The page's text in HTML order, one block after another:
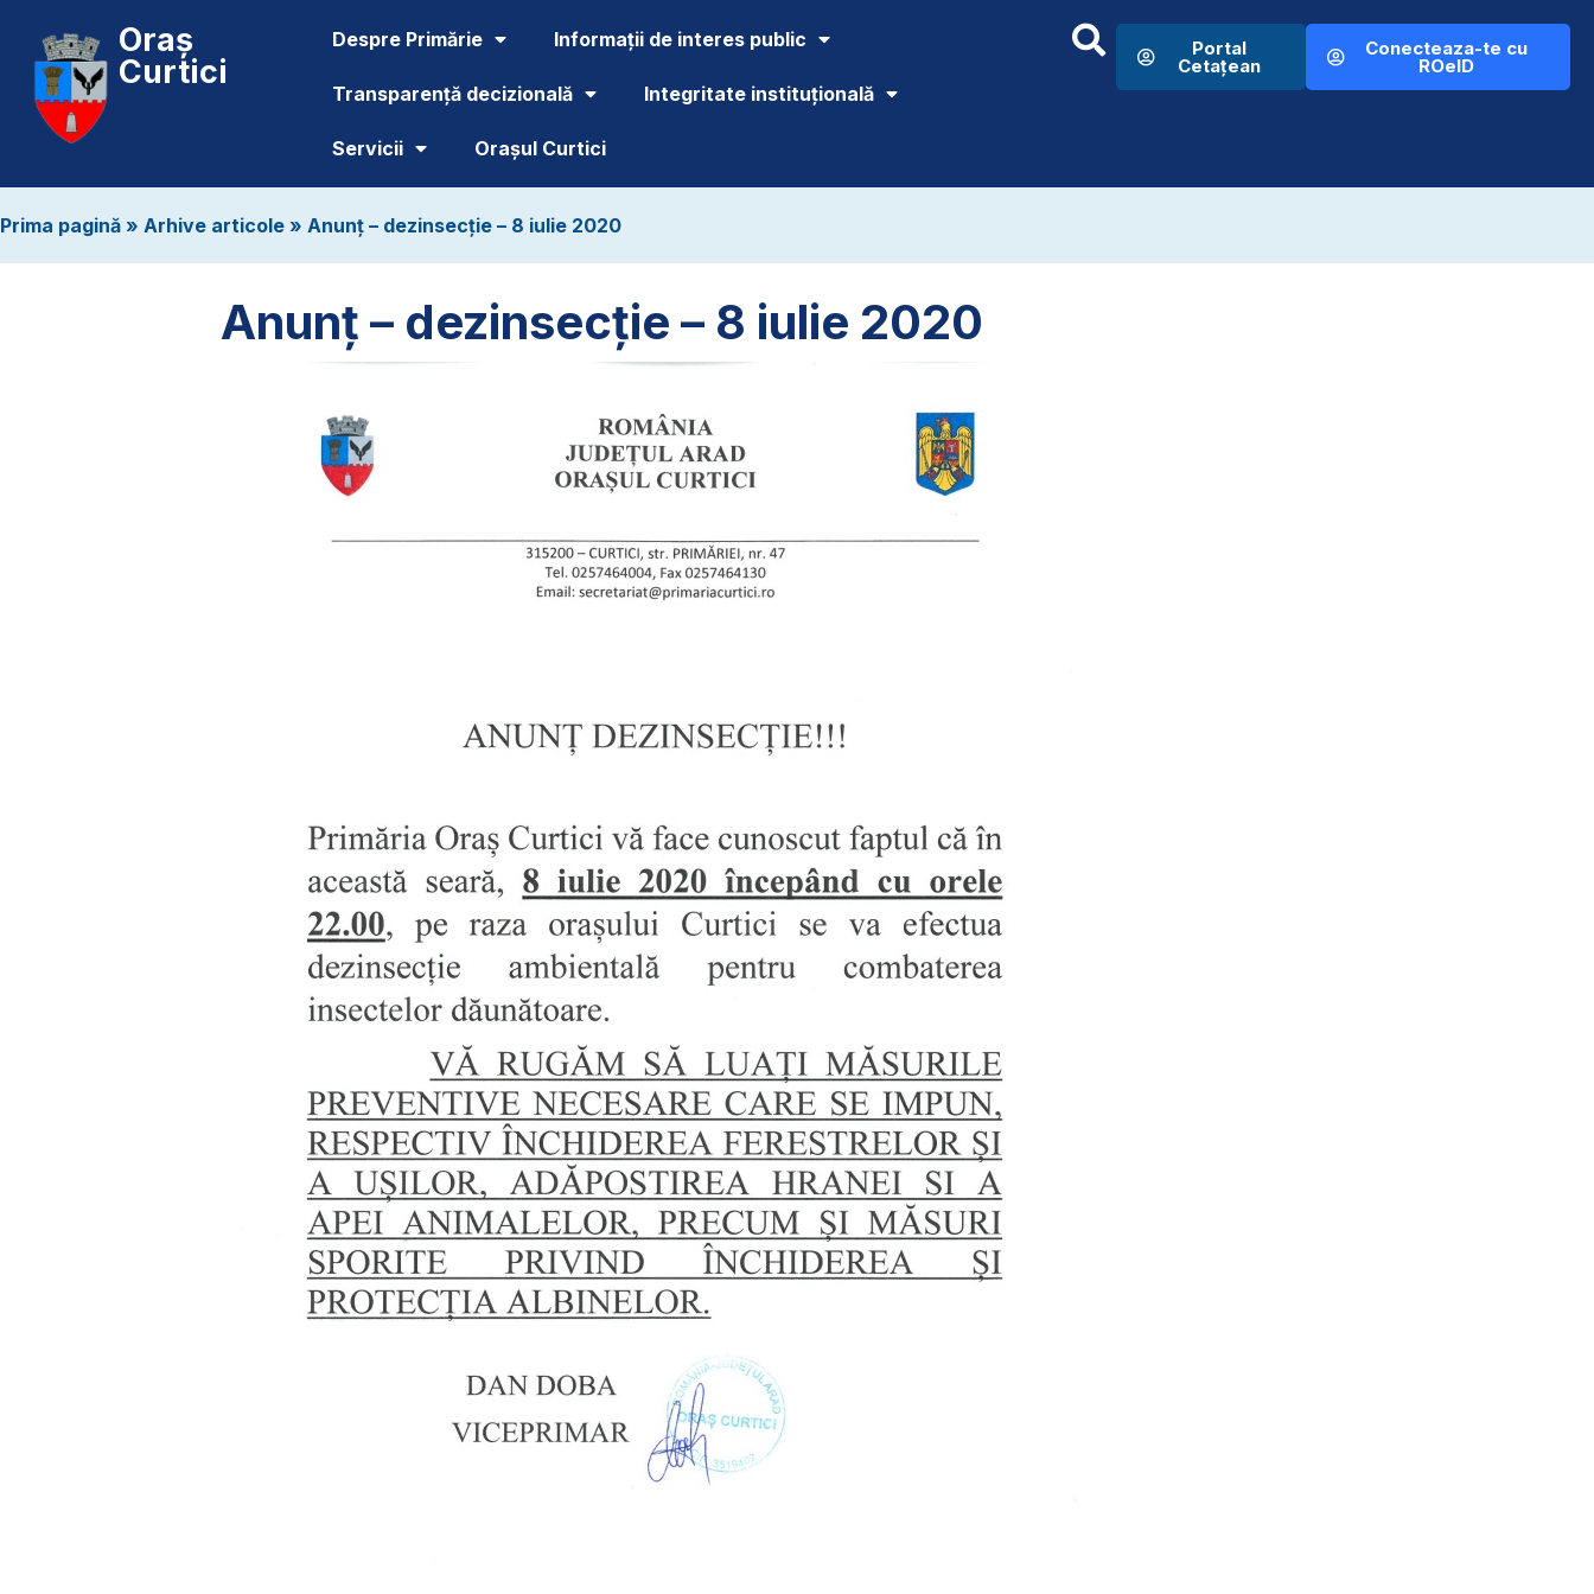
Oraș
Curtici
Despre Primărie Informații de interes public
Transparență decizională Integritate instituțională
Servicii Orașul Curtici
Portal
Cetațean
Conecteaza-te cu
ROeID
Prima pagină » Arhive articole » Anunț – dezinsecție – 8 iulie 2020
Anunț – dezinsecție – 8 iulie 2020